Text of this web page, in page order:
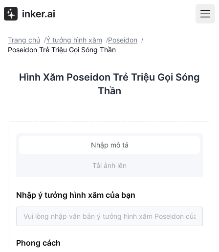
Trang chủ /Ý tưởng hình xăm /Poseidon /
Poseidon Trẻ Triệu Gọi Sóng Thần
Hình Xăm Poseidon Trẻ Triệu Gọi Sóng
Thần
Nhập mô tả
Tải ảnh lên
Nhập ý tưởng hình xăm của bạn
Phong cách